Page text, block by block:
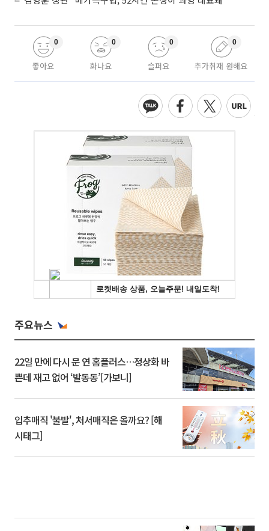
좋아요
0
화나요
0
슬퍼요
0
추가취재 원해요
0
주요뉴스
22일 만에 다시 문 연 홈플러스…정상화 바
쁜데 재고 없어 ‘발동동’[가보니]
입추매직 '불발', 처서매직은 올까요? [해
시태그]